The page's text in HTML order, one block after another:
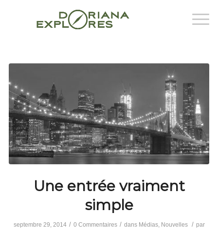
Une entrée vraiment
simple
septembre 29, 2014 / 0 Commentaires / dans Médias, Nouvelles / par